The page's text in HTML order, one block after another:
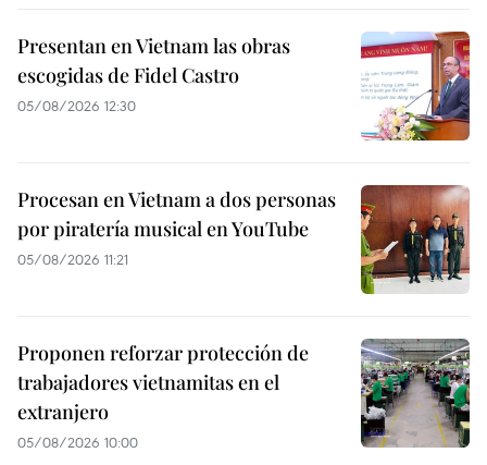
Presentan en Vietnam las obras
escogidas de Fidel Castro
05/08/2026 12:30
Procesan en Vietnam a dos personas
por piratería musical en YouTube
05/08/2026 11:21
Proponen reforzar protección de
trabajadores vietnamitas en el
extranjero
05/08/2026 10:00